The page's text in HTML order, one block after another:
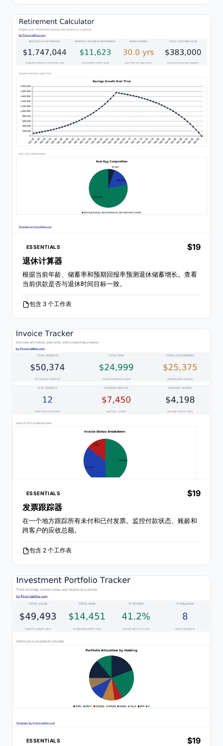
ESSENTIALS
$19
退休计算器
根据当前年龄、储蓄率和预期回报率预测退休储蓄增长。查看
当前供款是否与退休时间目标一致。
包含 3 个工作表
ESSENTIALS
$19
发票跟踪器
在一个地方跟踪所有未付和已付发票。监控付款状态、账龄和
跨客户的应收总额。
包含 2 个工作表
ESSENTIALS
$19